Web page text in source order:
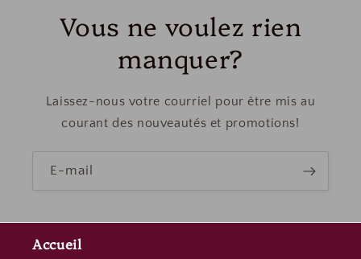
Vous ne voulez rien
manquer?
Laissez-nous votre courriel pour être mis au
courant des nouveautés et promotions!
E-mail
Accueil